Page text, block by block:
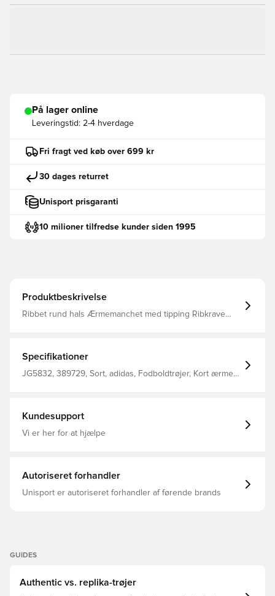
På lager online
Leveringstid: 2-4 hverdage
Fri fragt ved køb over 699 kr
30 dages returret
Unisport prisgaranti
10 milioner tilfredse kunder siden 1995
Produktbeskrivelse
Ribbet rund hals Ærmemanchet med tipping Ribkrave
Specifikationer
JG5832, 389729, Sort, adidas, Fodboldtrøjer, Kort ærmet,
Kundesupport
Vi er her for at hjælpe
Autoriseret forhandler
Unisport er autoriseret forhandler af førende brands
GUIDES
Authentic vs. replika-trøjer